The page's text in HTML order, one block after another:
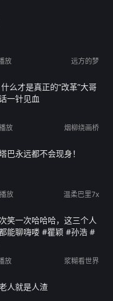
放 远方的梦
么才是真正的“改革”大哥
一针见血
放 烟柳绕画桥
巴永远都不会现身！
播放 温柔巴里7x
笑一次哈哈哈，这三个人
能聊嗨喽 #瞿颖 #孙浩 #
放 浆糊看世界
人就是人渣